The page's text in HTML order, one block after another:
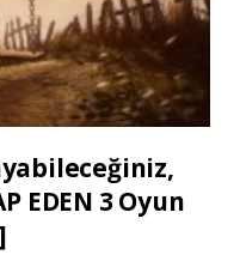
EDEN 3 Oyun